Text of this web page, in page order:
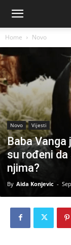
Home Novo
Novo Vijesti
Baba Vanga
su rođeni
njima?
By Aida Konjevic -